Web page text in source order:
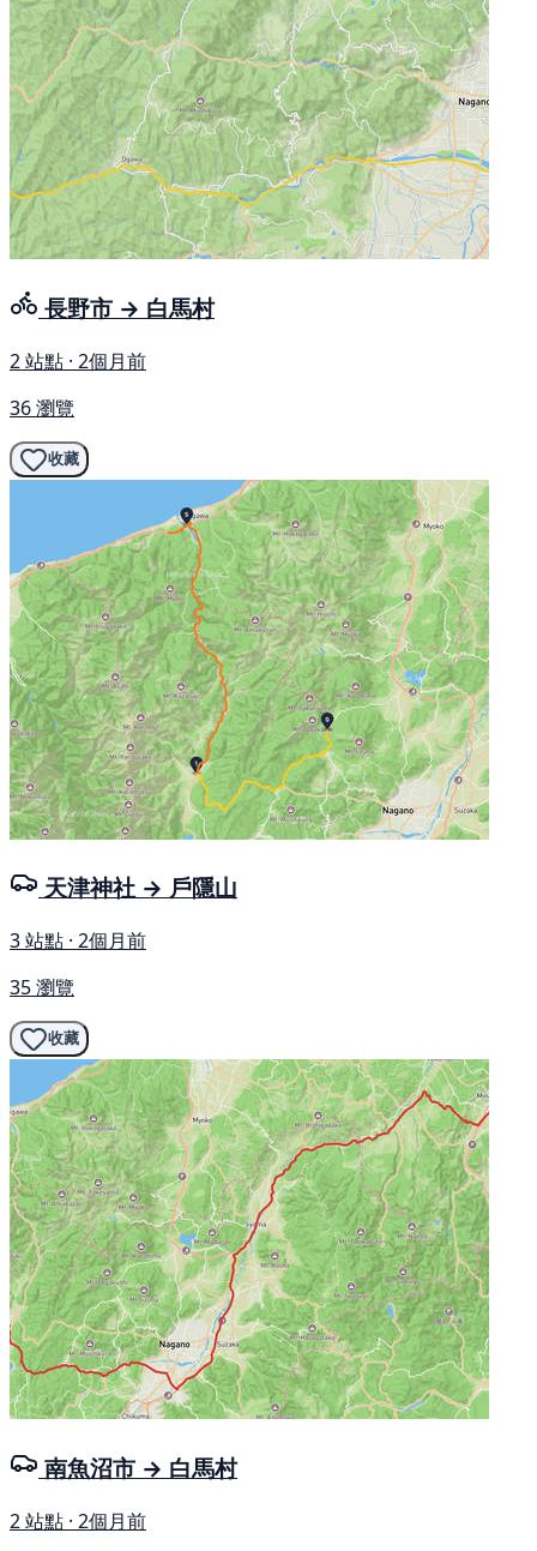
長野市 → 白馬村
2 站點 · 2個月前
36 瀏覽
收藏
天津神社 → 戶隱山
3 站點 · 2個月前
35 瀏覽
收藏
南魚沼市 → 白馬村
2 站點 · 2個月前